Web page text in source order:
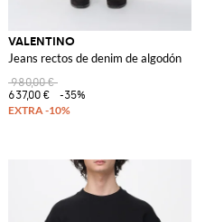
VALENTINO
Jeans rectos de denim de algodón
980,00 €
637,00 €
-35%